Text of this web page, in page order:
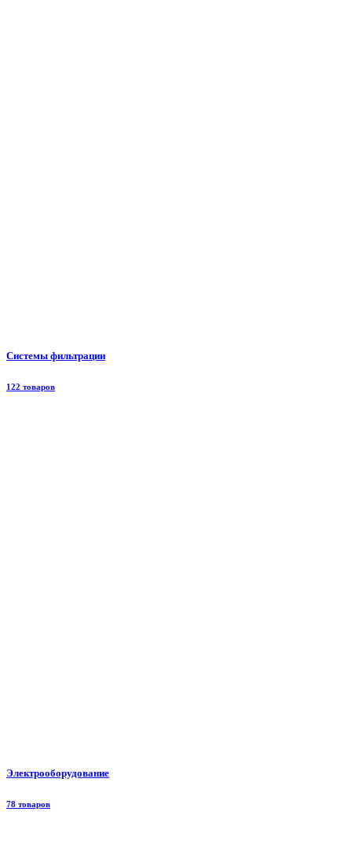
Системы фильтрации
122 товаров
Электрооборудование
78 товаров